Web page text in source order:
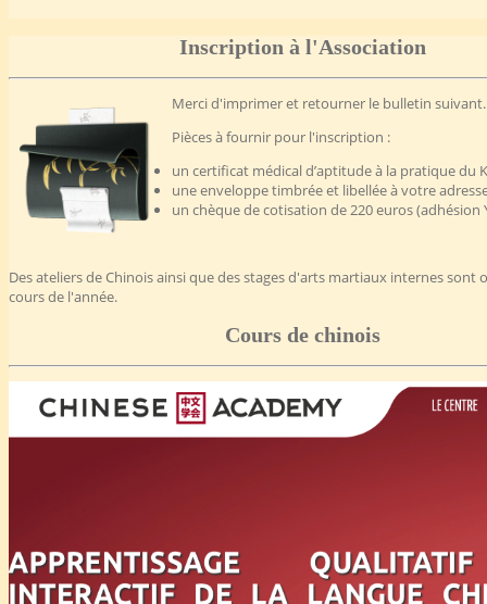
Inscription à l'Association
Merci d'imprimer et retourner le bulletin suivant.
Pièces à fournir pour l'inscription :
un certificat médical d’aptitude à la pratique du
une enveloppe timbrée et libellée à votre
un chèque de cotisation de 220 euros (adhésion
Des ateliers de Chinois ainsi que des stages d'arts martiaux internes sont
cours de l'année.
Cours de chinois